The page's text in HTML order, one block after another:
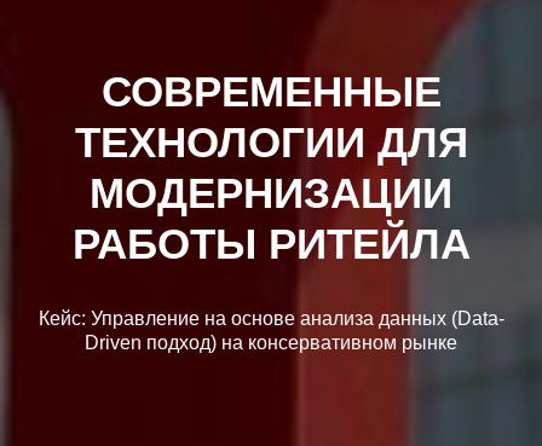
СОВРЕМЕННЫЕ
ТЕХНОЛОГИИ ДЛЯ
МОДЕРНИЗАЦИИ
РАБОТЫ РИТЕЙЛА
Кейс: Управление на основе анализа данных (Data-
Driven подход) на консервативном рынке